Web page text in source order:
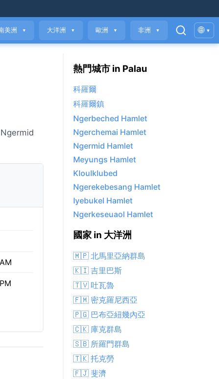
美洲 ▼ 大洋洲 ▼ 歐洲 ▼ 非洲 ▼ 🌐 ▾
熱門城市 in Palau
科羅爾
科羅爾鎮
Ngerbeched Hamlet
Ngerchemai Hamlet
Ngermid Hamlet
Meyungs Hamlet
Kloulklubed
Ngerekebesang Hamlet
Iyebukel Hamlet
Ngerkeseuaol Hamlet
國家 in 大洋洲
🇲🇵 北馬里亞納群島
🇰🇮 吉里巴斯
🇹🇻 吐瓦魯
🇫🇲 密克羅尼西亞
🇵🇬 巴布亞紐幾內亞
🇨🇰 庫克群島
🇸🇧 所羅門群島
🇹🇰 托克勞
🇫🇯 斐濟